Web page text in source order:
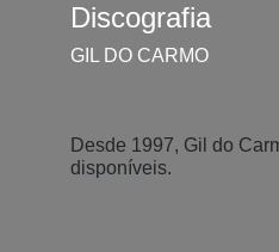
Discografia
GIL DO CARMO
Desde 1997, Gil do
disponíveis.